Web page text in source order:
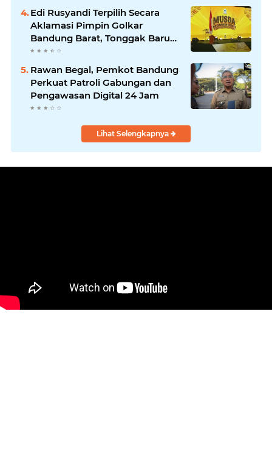
Masyarakat
Edi Rusyandi Terpilih Secara
Aklamasi Pimpin Golkar
Bandung Barat, Tonggak Baru
Kepemimpinan Harmonis
Rawan Begal, Pemkot Bandung
Perkuat Patroli Gabungan dan
Pengawasan Digital 24 Jam
Lihat Selengkapnya